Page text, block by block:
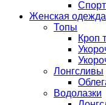
Женская одежда
Топы
Кроп
Лонгсливы
Водолазки